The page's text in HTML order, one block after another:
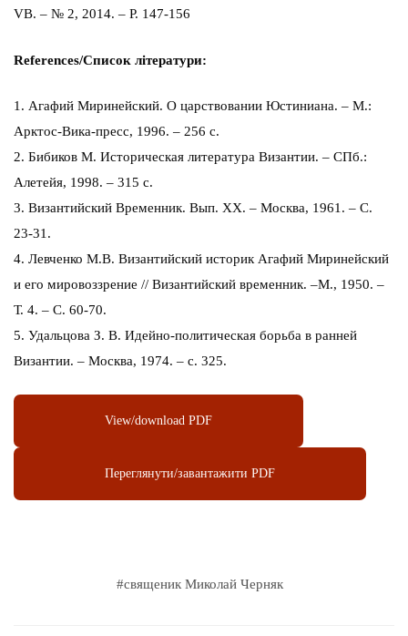
VB. – № 2, 2014. – P. 147-156
References/Список літератури:
1. Агафий Миринейский. О царствовании Юстиниана. – М.:
Арктос-Вика-пресс, 1996. – 256 с.
2. Бибиков М. Историческая литература Византии. – СПб.:
Алетейя, 1998. – 315 с.
3. Византийский Временник. Вып. XX. – Москва, 1961. – С.
23-31.
4. Левченко М.В. Византийский историк Агафий Миринейский
и его мировоззрение // Византийский временник. –М., 1950. –
Т. 4. – C. 60-70.
5. Удальцова З. В. Идейно-политическая борьба в ранней
Византии. – Москва, 1974. – с. 325.
View/download PDF
Переглянути/завантажити PDF
#священик Миколай Черняк